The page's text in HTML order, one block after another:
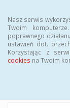
Nasz serwis
Twoim
poprawnego
ustawień dot.
Korzystając z
cookies na Twoim